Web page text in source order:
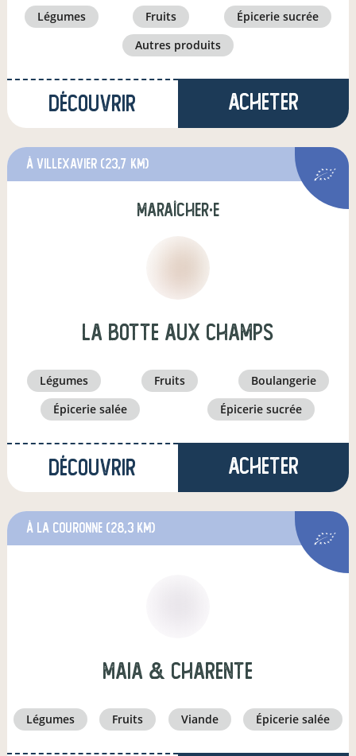
légumes fruits
épicerie sucrée
autres produits
Découvrir Acheter
à Villexavier (23,7 km)
maraîcher·e
LA BOTTE AUX CHAMPS
légumes fruits
boulangerie
épicerie salée
épicerie sucrée
Découvrir Acheter
à La Couronne (28,3 km)
Maia & Charente
légumes fruits viande épicerie salée